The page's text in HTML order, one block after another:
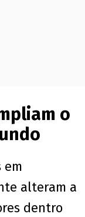
o
em
alteram a
dentro